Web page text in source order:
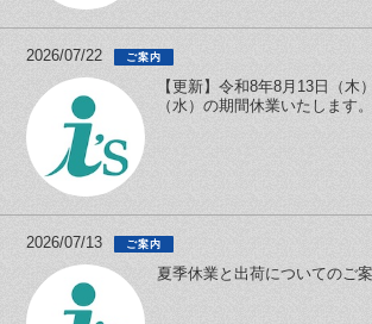
2026/07/22 ご案内
【更新】令和8年8月13日（木
（水）の期間休業いたします。
2026/07/13 ご案内
夏季休業と出荷についてのご